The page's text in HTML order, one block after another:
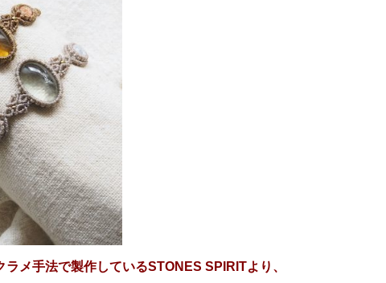
ラメ手法で製作しているSTONES SPIRITより、